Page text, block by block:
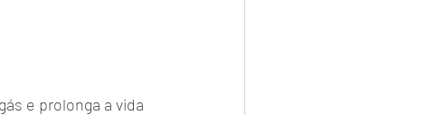
e prolonga a vida